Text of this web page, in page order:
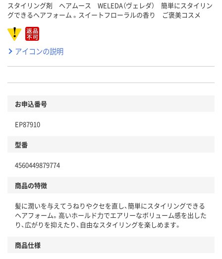
スタイリング剤 ヘアムース WELEDA（ヴェレダ） 簡単にスタイリン
グできるヘアフォーム 。スイートフローラルの香り ご褒美コスメ
アイコンの説明
お申込番号
EP87910
型番
4560449879774
商品の特徴
髪に潤いを与えてうねりやクセを直し、簡単にスタイリングできる
ヘアフォーム。高いホールド力でエアリーなボリューム感を出した
り、広がりを抑えたり、自由なスタイリングを楽しめます。
商品仕様